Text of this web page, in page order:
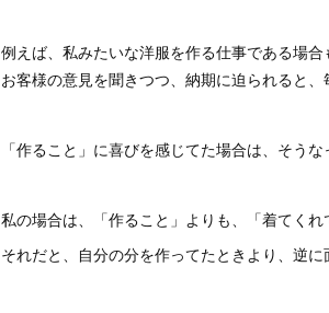
例えば、私みたいな洋服を作る仕事である場
お客様の意見を聞きつつ、納期に迫られると、
「作ること」に喜びを感じてた場合は、そう
私の場合は、「作ること」よりも、「着てくれ
それだと、自分の分を作ってたときより、逆に